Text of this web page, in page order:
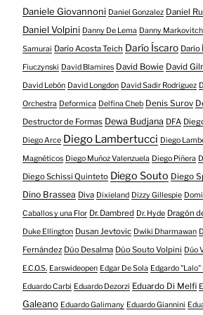
Daniele Giovannoni Daniel Gonzalez Daniel
Daniel Volpini Danny De Lema Danny Markovitch
Samurai Darío Acosta Teich Darío Íscaro Darío
Fiuczynski David Blamires David Bowie David
David Lebón David Longdon David Sadir Rodriguez
Orchestra Deformica Delfina Cheb Denis Surov
Destructor de Formas Dewa Budjana DFA
Diego Arce Diego Lambertucci Diego
Magnéticos Diego Muñoz Valenzuela Diego Piñera
Diego Schissi Quinteto Diego Souto Diego
Dino Brassea Diva Dixieland Dizzy Gillespie
Caballos y una Flor Dr. Dambred Dr. Hyde Dragón
Duke Ellington Dusan Jevtovic Dwiki Dharmawan
Fernández Dúo Desalma Dúo Souto Volpini Dúo
E.C.O.S. Earswideopen Edgar De Sola Edgardo "Lalo"
Eduardo Carbi Eduardo Dezorzi Eduardo Di Melfi
Galeano Eduardo Galimany Eduardo Giannini